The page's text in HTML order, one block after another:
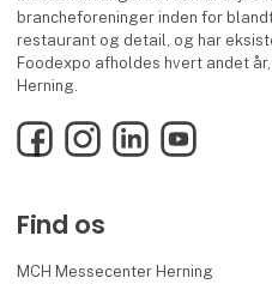
brancheforeninger inden for
restaurant og detail, og har
Foodexpo afholdes hvert andet
Herning.
FacebookInstagramLinkedInYouTube
Find os
MCH Messecenter Herning